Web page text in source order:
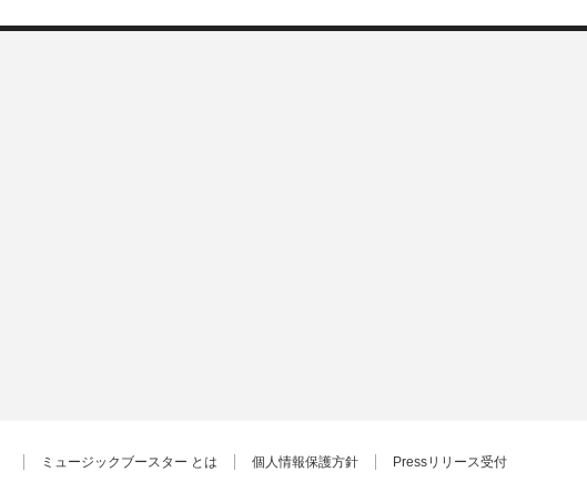
ミュージックブースター とは 個人情報保護方針 Pressリリース受付